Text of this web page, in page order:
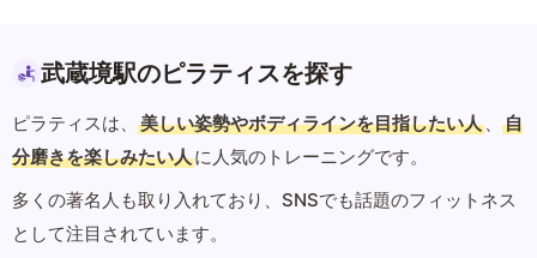
武蔵境駅のピラティスを探す
ピラティスは、 美しい姿勢やボディラインを目指したい人 、
自
分磨きを楽しみたい人に人気のトレーニングです。
多くの著名人も取り入れており、SNSでも話題のフィットネス
として注目されています。